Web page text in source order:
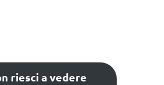
riesci a vedere